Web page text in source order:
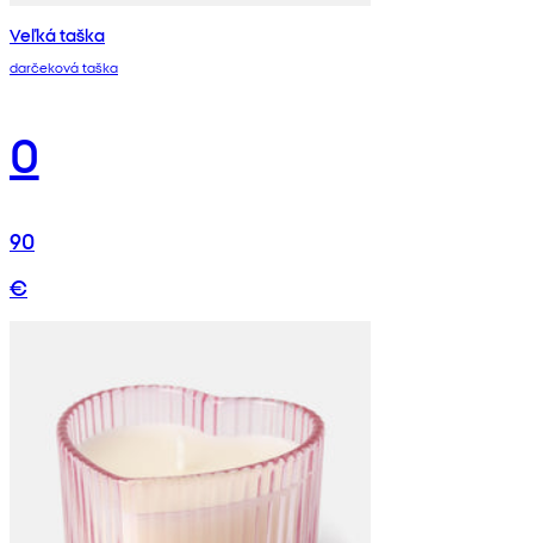
Veľká taška
darčeková taška
0
90
€